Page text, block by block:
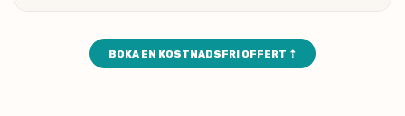
BOKA EN KOSTNADSFRI OFFERT ⇡